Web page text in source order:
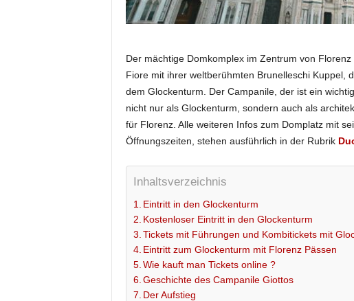
I
E
-
R
I
S
E
F
Der mächtige Domkomplex im Zentrum von
Fiore mit ihrer weltberühmten Brunelleschi Kuppel,
dem Glockenturm. Der Campanile, der ist ein
nicht nur als Glockenturm, sondern auch als
für Florenz. Alle weiteren Infos zum Domplatz mit
Öffnungszeiten, stehen ausführlich in der Rubrik
Inhaltsverzeichnis
Eintritt in den Glockenturm
Kostenloser Eintritt in den Glockenturm
Tickets mit Führungen und Kombitickets mit
Eintritt zum Glockenturm mit Florenz Pässen
Wie kauft man Tickets online ?
Geschichte des Campanile Giottos
Der Aufstieg